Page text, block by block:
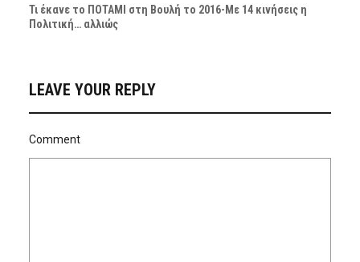
Τι έκανε το ΠΟΤΑΜΙ στη Βουλή το 2016-Με 14 κινήσεις η
Πολιτική… αλλιώς
LEAVE YOUR REPLY
Comment